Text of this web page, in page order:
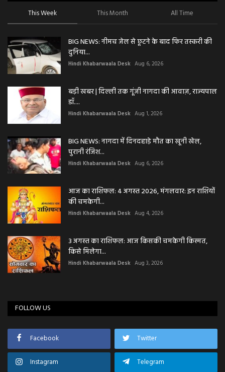
This Week This Month All Time
BIG NEWS: नीमच जेल से छूटने के बाद फिर तस्करी की
दुनिया...
Hindi Khabarwaala Desk Aug 6, 2026
बड़ी खबर | दिल्ली तक गूंजी नागदा की आवाज़, राज्यपाल
डॉ....
Hindi Khabarwaala Desk Aug 1, 2026
BIG NEWS: नागदा में दिनदहाड़े मौत का खूनी खेल,
पुरानी रंजिश...
Hindi Khabarwaala Desk Aug 6, 2026
आज का राशिफल: 4 अगस्त 2026, मंगलवार: इन राशियों
की चमकेगी...
Hindi Khabarwaala Desk Aug 4, 2026
3 अगस्त का राशिफल: आज किसकी चमकेगी किस्मत,
किसे मिलेगा...
Hindi Khabarwaala Desk Aug 3, 2026
FOLLOW US
Facebook Twitter
Instagram Telegram